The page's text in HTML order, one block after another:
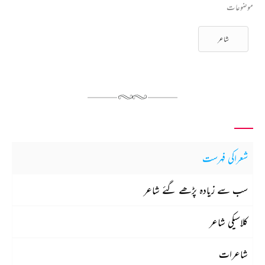
موضوعات
شاعر
شعراکی فہرست
سب سے زیادہ پڑھے گئے شاعر
کلاسیکی شاعر
شاعرات